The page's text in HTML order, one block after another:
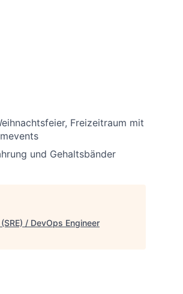
Freizeitraum mit
und Gehaltsbänder
/ DevOps Engineer